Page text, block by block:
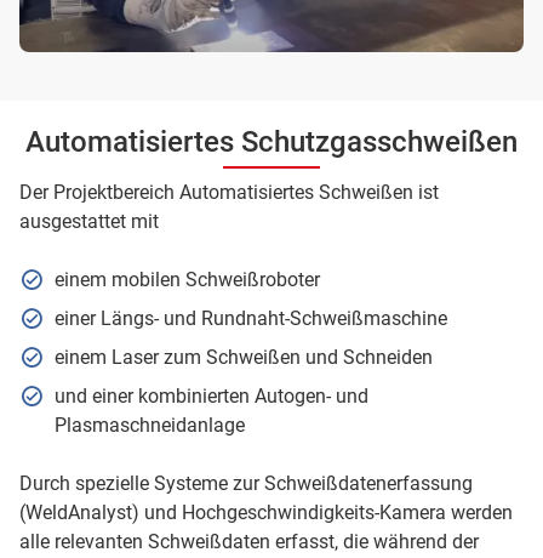
Automatisiertes Schutzgasschweißen
Der Projektbereich Automatisiertes Schweißen ist
ausgestattet mit
einem mobilen Schweißroboter
einer Längs- und Rundnaht-Schweißmaschine
einem Laser zum Schweißen und Schneiden
und einer kombinierten Autogen- und
Plasmaschneidanlage
Durch spezielle Systeme zur Schweißdatenerfassung
(WeldAnalyst) und Hochgeschwindigkeits-Kamera werden
alle relevanten Schweißdaten erfasst, die während der